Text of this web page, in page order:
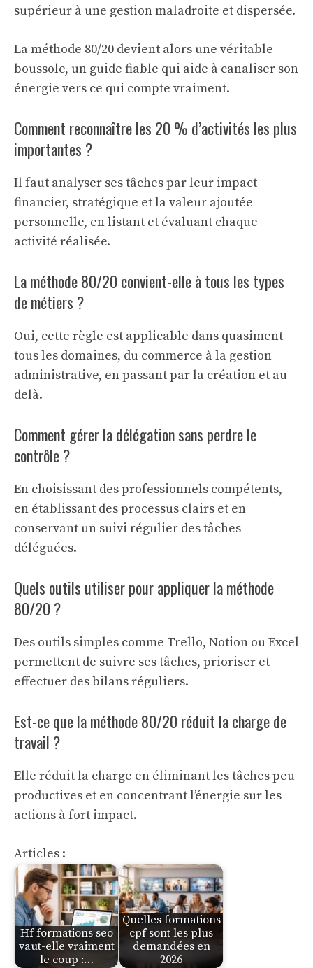
supérieur à une gestion maladroite et dispersée.
La méthode 80/20 devient alors une véritable
boussole, un guide fiable qui aide à canaliser son
énergie vers ce qui compte vraiment.
Comment reconnaître les 20 % d’activités les plus
importantes ?
Il faut analyser ses tâches par leur impact
financier, stratégique et la valeur ajoutée
personnelle, en listant et évaluant chaque
activité réalisée.
La méthode 80/20 convient-elle à tous les types
de métiers ?
Oui, cette règle est applicable dans quasiment
tous les domaines, du commerce à la gestion
administrative, en passant par la création et au-
delà.
Comment gérer la délégation sans perdre le
contrôle ?
En choisissant des professionnels compétents,
en établissant des processus clairs et en
conservant un suivi régulier des tâches
déléguées.
Quels outils utiliser pour appliquer la méthode
80/20 ?
Des outils simples comme Trello, Notion ou Excel
permettent de suivre ses tâches, prioriser et
effectuer des bilans réguliers.
Est-ce que la méthode 80/20 réduit la charge de
travail ?
Elle réduit la charge en éliminant les tâches peu
productives et en concentrant l’énergie sur les
actions à fort impact.
Articles :
Hf formations seo
vaut-elle vraiment
le coup :…
Quelles formations
cpf sont les plus
demandées en
2026